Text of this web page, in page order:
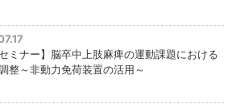
セミナー】脳卒中上肢麻痺の運動課題における
整～非動力免荷装置の活用～